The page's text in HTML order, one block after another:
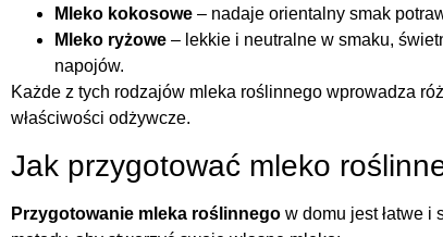
Mleko kokosowe – nadaje orientalny smak
Mleko ryżowe – lekkie i neutralne w smaku,
napojów.
Każde z tych rodzajów mleka roślinnego wprowadza
właściwości odżywcze.
Jak przygotować mleko
Przygotowanie mleka roślinnego w domu jest łatwe i